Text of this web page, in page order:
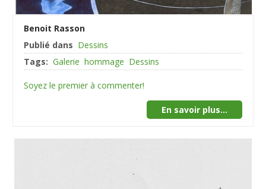
Benoit Rasson
Publié dans Dessins
Tags: Galerie hommage Dessins
Soyez le premier à commenter!
En savoir plus...